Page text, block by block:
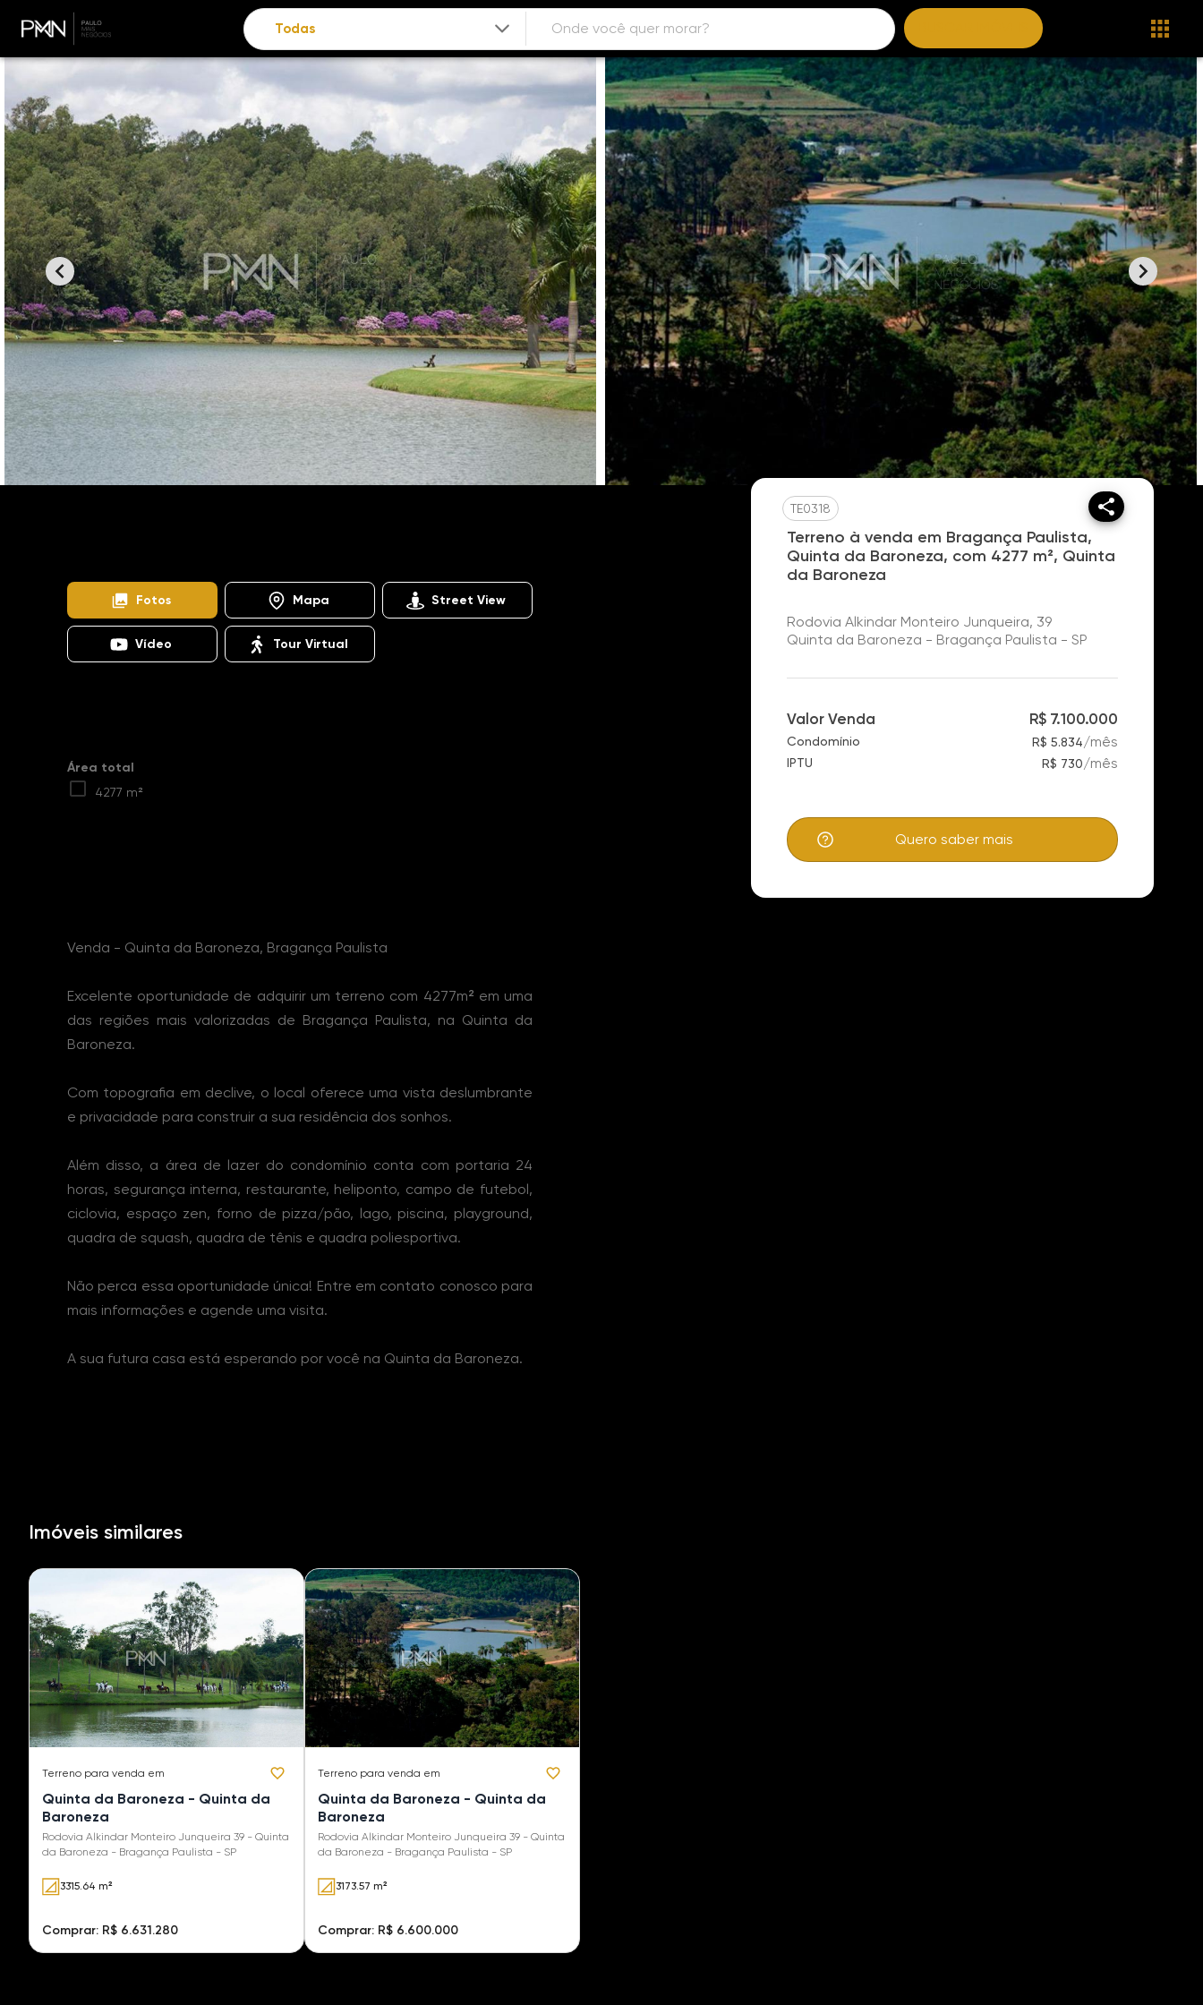
Fotos Mapa Street View
Vídeo Tour Virtual
Área total
4277 m²
Venda - Quinta da Baroneza, Bragança Paulista
Excelente oportunidade de adquirir um terreno com 4277m² em uma
das regiões mais valorizadas de Bragança Paulista, na Quinta da
Baroneza.
Com topografia em declive, o local oferece uma vista deslumbrante
e privacidade para construir a sua residência dos sonhos.
Além disso, a área de lazer do condomínio conta com portaria 24
horas, segurança interna, restaurante, heliponto, campo de futebol,
ciclovia, espaço zen, forno de pizza/pão, lago, piscina, playground,
quadra de squash, quadra de tênis e quadra poliesportiva.
Não perca essa oportunidade única! Entre em contato conosco para
mais informações e agende uma visita.
A sua futura casa está esperando por você na Quinta da Baroneza.
TE0318
Terreno à venda em Bragança Paulista,
Quinta da Baroneza, com 4277 m², Quinta
da Baroneza
Rodovia Alkindar Monteiro Junqueira, 39
Quinta da Baroneza - Bragança Paulista - SP
Valor Venda R$ 7.100.000
Condomínio R$ 5.834/mês
IPTU R$ 730/mês
Quero saber mais
Imóveis similares
Terreno para venda em
Quinta da Baroneza - Quinta da
Baroneza
Rodovia Alkindar Monteiro Junqueira 39 - Quinta
da Baroneza - Bragança Paulista - SP
3315.64 m²
Comprar: R$ 6.631.280
Terreno para venda em
Quinta da Baroneza - Quinta da
Baroneza
Rodovia Alkindar Monteiro Junqueira 39 - Quinta
da Baroneza - Bragança Paulista - SP
3173.57 m²
Comprar: R$ 6.600.000